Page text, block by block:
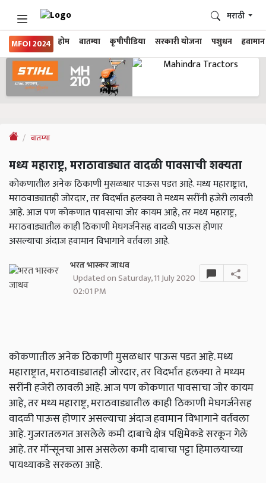
MFOI 2024 होम बातम्या कृषीपीडिया सरकारी योजना पशुधन हवामान
मराठी
बातम्या
मध्य महाराष्ट्र, मराठावाड्यात वादळी पावसाची शक्यता
कोकणातील अनेक ठिकाणी मुसळधार पाऊस पडत आहे. मध्य महाराष्ट्रात,
मराठवाड्यातही जोरदार, तर विदर्भात हलक्या ते मध्यम सरींनी हजेरी लावली
आहे. आज पण कोकणात पावसाचा जोर कायम आहे, तर मध्य महाराष्ट्र,
मराठवाड्यातील काही ठिकाणी मेघगर्जनेसह वादळी पाऊस होणार
असल्याचा अंदाज हवामान विभागाने वर्तवला आहे.
भरत भास्कर जाधव
Updated on Saturday, 11 July 2020
02:01 PM
कोकणातील अनेक ठिकाणी मुसळधार पाऊस पडत आहे. मध्य
महाराष्ट्रात, मराठवाड्यातही जोरदार, तर विदर्भात हलक्या ते मध्यम
सरींनी हजेरी लावली आहे. आज पण कोकणात पावसाचा जोर कायम
आहे, तर मध्य महाराष्ट्र, मराठवाड्यातील काही ठिकाणी मेघगर्जनेसह
वादळी पाऊस होणार असल्याचा अंदाज हवामान विभागाने वर्तवला
आहे. गुजरातलगत असलेले कमी दाबाचे क्षेत्र पश्चिमेकडे सरकून गेले
आहे. तर मॉन्सूनचा आस असलेला कमी दाबाचा पट्टा हिमालयाच्या
पायथ्याकडे सरकला आहे.